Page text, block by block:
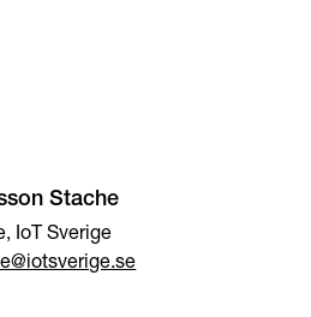
Stache
IoT Sverige